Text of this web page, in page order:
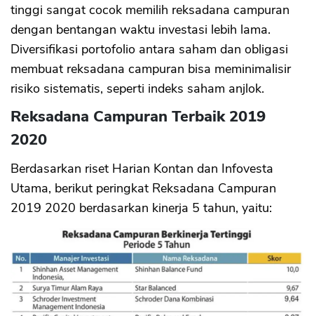
tinggi sangat cocok memilih reksadana campuran
dengan bentangan waktu investasi lebih lama.
Diversifikasi portofolio antara saham dan obligasi
membuat reksadana campuran bisa meminimalisir
risiko sistematis, seperti indeks saham anjlok.
Reksadana Campuran Terbaik 2019
2020
Berdasarkan riset Harian Kontan dan Infovesta
Utama, berikut peringkat Reksadana Campuran
2019 2020 berdasarkan kinerja 5 tahun, yaitu: